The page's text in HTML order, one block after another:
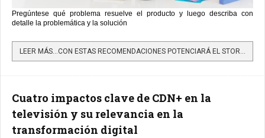
Pregúntese qué problema resuelve el producto y luego describa con
detalle la problemática y la solución
LEER MÁS…CON ESTAS RECOMENDACIONES POTENCIARÁ EL STORYTELLING EN PRODUCTOS DIGITALES
Cuatro impactos clave de CDN+ en la
televisión y su relevancia en la
transformación digital